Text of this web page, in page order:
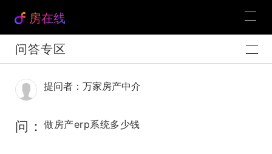
房在线
问答专区
提问者：万家房产中介
问： 做房产erp系统多少钱